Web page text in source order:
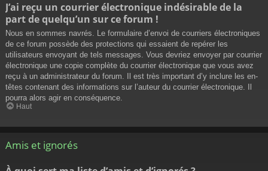
J’ai reçu un courrier électronique indésirable de la
part de quelqu’un sur ce forum !
Nous en sommes navrés. Le formulaire d’envoi de courriers électroniques
de ce forum possède des protections qui essaient de repérer les
utilisateurs envoyant de tels messages. Vous devriez envoyer par courrier
électronique une copie complète du courrier électronique que vous avez
reçu à un administrateur du forum. Il est très important d’y inclure les en-
têtes contenant des informations sur l’auteur du courrier électronique. Il
pourra alors agir en conséquence.
Haut
Amis et ignorés